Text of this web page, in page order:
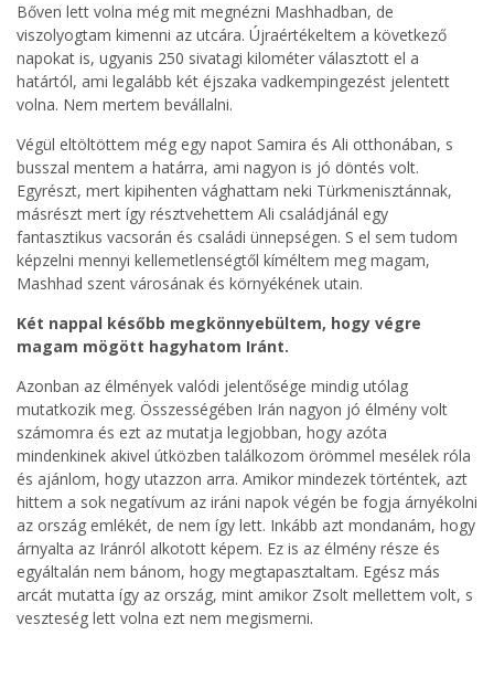
Bőven lett volna még mit megnézni Mashhadban, de
viszolyogtam kimenni az utcára. Újraértékeltem a következő
napokat is, ugyanis 250 sivatagi kilométer választott el a
határtól, ami legalább két éjszaka vadkempingezést jelentett
volna. Nem mertem bevállalni.
Végül eltöltöttem még egy napot Samira és Ali otthonában, s
busszal mentem a határra, ami nagyon is jó döntés volt.
Egyrészt, mert kipihenten vághattam neki Türkmenisztánnak,
másrészt mert így résztvehettem Ali családjánál egy
fantasztikus vacsorán és családi ünnepségen. S el sem tudom
képzelni mennyi kellemetlenségtől kíméltem meg magam,
Mashhad szent városának és környékének utain.
Két nappal később megkönnyebültem, hogy végre
magam mögött hagyhatom Iránt.
Azonban az élmények valódi jelentősége mindig utólag
mutatkozik meg. Összességében Irán nagyon jó élmény volt
számomra és ezt az mutatja legjobban, hogy azóta
mindenkinek akivel útközben találkozom örömmel mesélek róla
és ajánlom, hogy utazzon arra. Amikor mindezek történtek, azt
hittem a sok negatívum az iráni napok végén be fogja árnyékolni
az ország emlékét, de nem így lett. Inkább azt mondanám, hogy
árnyalta az Iránról alkotott képem. Ez is az élmény része és
egyáltalán nem bánom, hogy megtapasztaltam. Egész más
arcát mutatta így az ország, mint amikor Zsolt mellettem volt, s
veszteség lett volna ezt nem megismerni.